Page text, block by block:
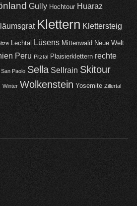
Gully Hochtour Huaraz
Klettern Klettersteig
Lechtal Lüsens Mittenwald Neue Welt
Peru Pitztal Plaisierklettern rechte
San Paolo Sella Sellrain Skitour
Winter Wolkenstein Yosemite Zillertal